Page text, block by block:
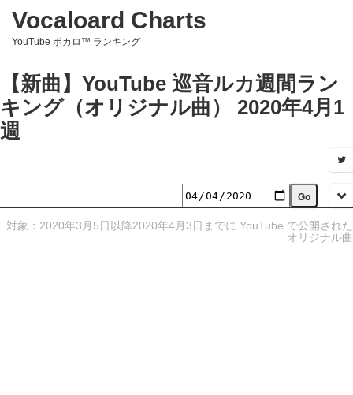
Vocaloard Charts
YouTube ボカロ™ ランキング
【新曲】YouTube 巡音ルカ週間ラン
キング（オリジナル曲） 2020年4月1
週
対象：2020年3月5日以降2020年4月3日までに YouTube で公開された
オリジナル曲